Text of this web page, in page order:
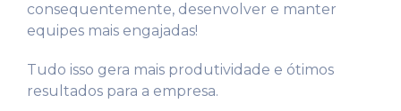
consequentemente, desenvolver e manter
equipes mais engajadas!
Tudo isso gera mais produtividade e ótimos
resultados para a empresa.